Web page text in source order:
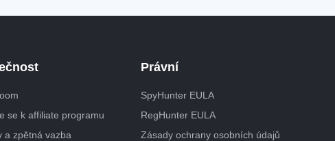
se k affiliate programu
a zpětná vazba
Právní
SpyHunter EULA
RegHunter EULA
Zásady ochrany osobních údajů